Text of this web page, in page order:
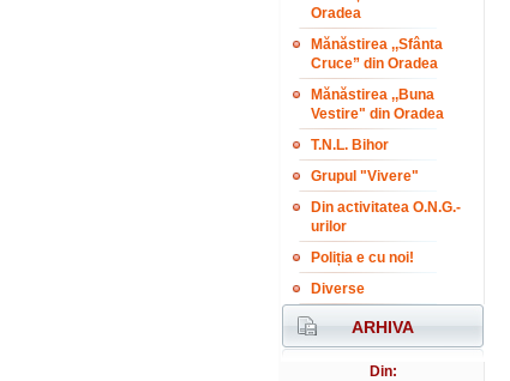
Oradea
Mănăstirea ,,Sfânta
Cruce” din Oradea
Mănăstirea ,,Buna
Vestire" din Oradea
T.N.L. Bihor
Grupul "Vivere"
Din activitatea O.N.G.-
urilor
Poliția e cu noi!
Diverse
ARHIVA
Din: